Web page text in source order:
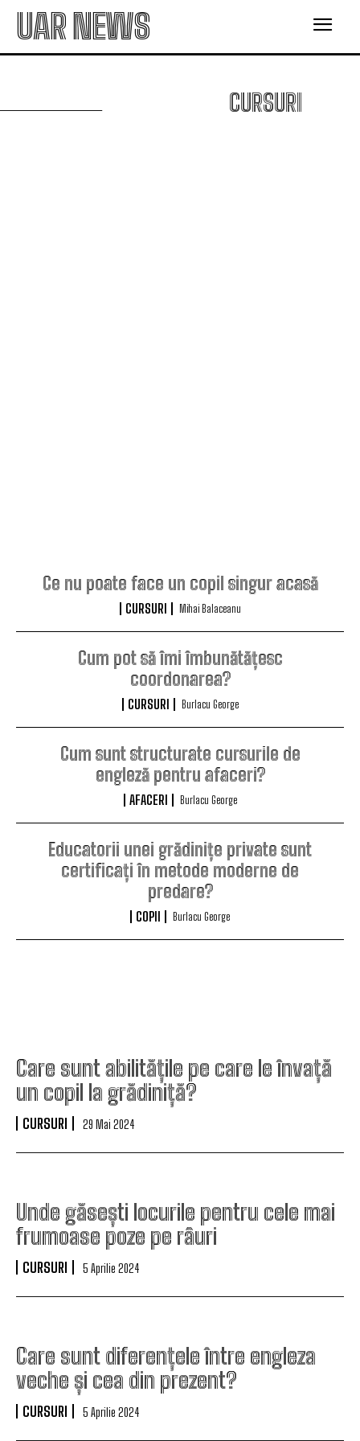
UAR NEWS
CURSURI
Ce nu poate face un copil singur acasă
CURSURI Mihai Balaceanu
Cum pot să îmi îmbunătățesc
coordonarea?
CURSURI Burlacu George
Cum sunt structurate cursurile de
engleză pentru afaceri?
AFACERI Burlacu George
Educatorii unei grădinițe private sunt
certificați în metode moderne de
predare?
COPII Burlacu George
Care sunt abilitățile pe care le învață
un copil la grădiniță?
CURSURI 29 Mai 2024
Unde găsești locurile pentru cele mai
frumoase poze pe râuri
CURSURI 5 Aprilie 2024
Care sunt diferențele între engleza
veche și cea din prezent?
CURSURI 5 Aprilie 2024